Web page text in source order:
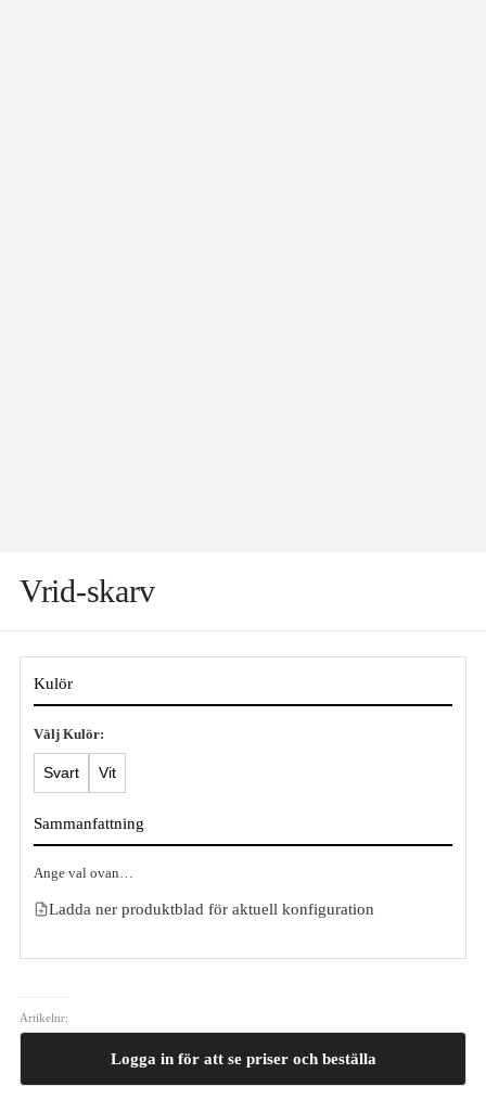
Vrid-skarv
Kulör
Välj Kulör:
Svart Vit
Sammanfattning
Ange val ovan…
Ladda ner produktblad för aktuell konfiguration
Artikelnr:
Logga in för att se priser och beställa